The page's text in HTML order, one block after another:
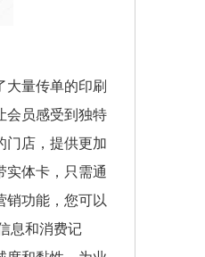
大量传单的印刷
会员感受到独特
门店，提供更加
实体卡，只需通
销功能，您可以
息和消费记